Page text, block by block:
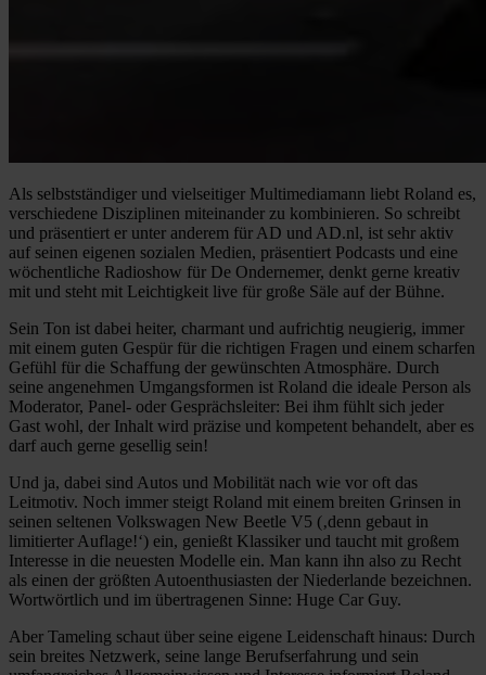
Als selbstständiger und vielseitiger Multimediamann liebt Roland es,
verschiedene Disziplinen miteinander zu kombinieren. So schreibt
und präsentiert er unter anderem für AD und AD.nl, ist sehr aktiv
auf seinen eigenen sozialen Medien, präsentiert Podcasts und eine
wöchentliche Radioshow für De Ondernemer, denkt gerne kreativ
mit und steht mit Leichtigkeit live für große Säle auf der Bühne.
Sein Ton ist dabei heiter, charmant und aufrichtig neugierig, immer
mit einem guten Gespür für die richtigen Fragen und einem scharfen
Gefühl für die Schaffung der gewünschten Atmosphäre. Durch
seine angenehmen Umgangsformen ist Roland die ideale Person als
Moderator, Panel- oder Gesprächsleiter: Bei ihm fühlt sich jeder
Gast wohl, der Inhalt wird präzise und kompetent behandelt, aber es
darf auch gerne gesellig sein!
Und ja, dabei sind Autos und Mobilität nach wie vor oft das
Leitmotiv. Noch immer steigt Roland mit einem breiten Grinsen in
seinen seltenen Volkswagen New Beetle V5 (‚denn gebaut in
limitierter Auflage!‘) ein, genießt Klassiker und taucht mit großem
Interesse in die neuesten Modelle ein. Man kann ihn also zu Recht
als einen der größten Autoenthusiasten der Niederlande bezeichnen.
Wortwörtlich und im übertragenen Sinne: Huge Car Guy.
Aber Tameling schaut über seine eigene Leidenschaft hinaus: Durch
sein breites Netzwerk, seine lange Berufserfahrung und sein